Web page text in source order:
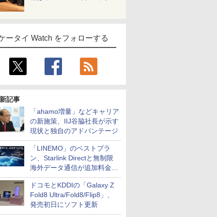
ータイ Watch をフォローする
記事
「ahamo増量」などキャリア
の新施策、IIJ谷脇社長が示す
現状と独自のアドバンテージ
「LINEMO」のベストプラ
ン、Starlink Directと無制限
海外データ通信が追加料金な
しに
ドコモとKDDIの「Galaxy Z
Fold8 Ultra/Fold8/Flip8」、
発売初日にソフト更新